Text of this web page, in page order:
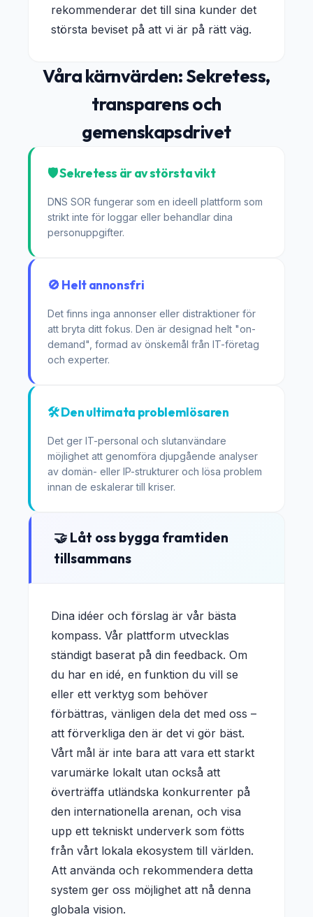
rekommenderar det till sina kunder det
största beviset på att vi är på rätt väg.
Våra kärnvärden: Sekretess,
transparens och
gemenskapsdrivet
🛡️ Sekretess är av största vikt
DNS SOR fungerar som en ideell plattform som
strikt inte för loggar eller behandlar dina
personuppgifter.
🚫 Helt annonsfri
Det finns inga annonser eller distraktioner för
att bryta ditt fokus. Den är designad helt "on-
demand", formad av önskemål från IT-företag
och experter.
🛠️ Den ultimata problemlösaren
Det ger IT-personal och slutanvändare
möjlighet att genomföra djupgående analyser
av domän- eller IP-strukturer och lösa problem
innan de eskalerar till kriser.
🤝 Låt oss bygga framtiden
tillsammans
Dina idéer och förslag är vår bästa
kompass. Vår plattform utvecklas
ständigt baserat på din feedback. Om
du har en idé, en funktion du vill se
eller ett verktyg som behöver
förbättras, vänligen dela det med oss ​​–
att förverkliga den är det vi gör bäst.
Vårt mål är inte bara att vara ett starkt
varumärke lokalt utan också att
överträffa utländska konkurrenter på
den internationella arenan, och visa
upp ett tekniskt underverk som fötts
från vårt lokala ekosystem till världen.
Att använda och rekommendera detta
system ger oss möjlighet att nå denna
globala vision.